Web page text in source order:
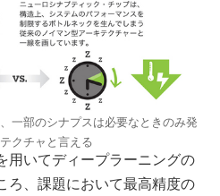
一部のシナプスは必要なときのみ発
クチャと言える
いてディープラーニングの
ろ、課題において最高精度の